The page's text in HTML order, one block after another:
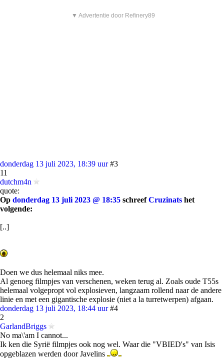
▼ Advertentie door Refinery89
donderdag 13 juli 2023, 18:39 uur #3
11
dutchm4n
quote:
Op donderdag 13 juli 2023 @ 18:35 schreefCruzinats het
volgende:
[..]
Doen we dus helemaal niks mee.
Al genoeg filmpjes van verschenen, weken terug al. Zoals oude T55s
helemaal volgepropt vol explosieven, langzaam rollend naar de andere
linie en met een gigantische explosie (niet a la turretwerpen) afgaan.
donderdag 13 juli 2023, 18:44 uur #4
2
GarlandBriggs
No ma\'am I cannot...
Ik ken die Syrië filmpjes ook nog wel. Waar die "VBIED's" van Isis
opgeblazen werden door Javelins